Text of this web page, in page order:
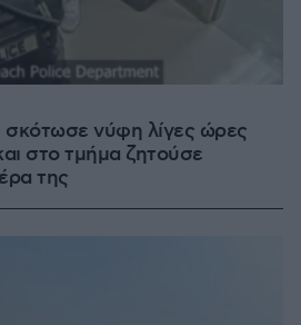
νύφη λίγες ώρες
στο τμήμα ζητούσε
της